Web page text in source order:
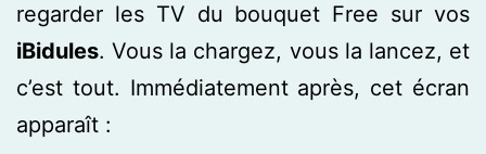
regarder les TV du bouquet Free sur vos
iBidules. Vous la chargez, vous la lancez, et
c’est tout. Immédiatement après, cet écran
apparaît :